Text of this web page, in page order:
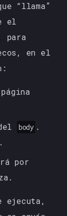
“llama”
el
para
en el
body .
por
ejecuta,